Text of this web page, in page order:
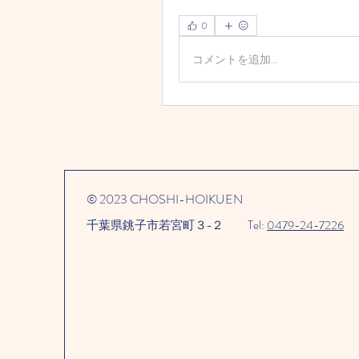
0
コメントを追加…
© 2023 CHOSHI-HOIKUEN
千葉県銚子市若宮町３−２​ Tel: 0479-24-7226